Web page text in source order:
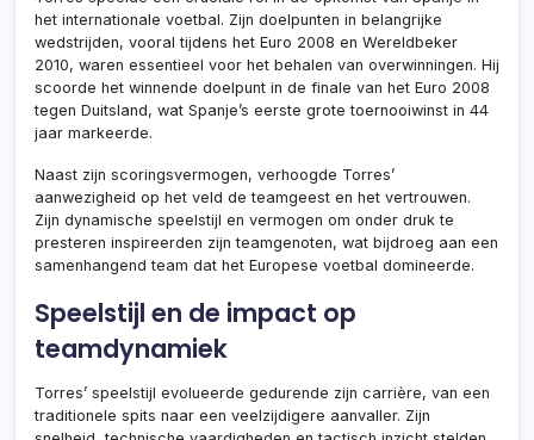
het internationale voetbal. Zijn doelpunten in belangrijke
wedstrijden, vooral tijdens het Euro 2008 en Wereldbeker
2010, waren essentieel voor het behalen van overwinningen. Hij
scoorde het winnende doelpunt in de finale van het Euro 2008
tegen Duitsland, wat Spanje’s eerste grote toernooiwinst in 44
jaar markeerde.
Naast zijn scoringsvermogen, verhoogde Torres’
aanwezigheid op het veld de teamgeest en het vertrouwen.
Zijn dynamische speelstijl en vermogen om onder druk te
presteren inspireerden zijn teamgenoten, wat bijdroeg aan een
samenhangend team dat het Europese voetbal domineerde.
Speelstijl en de impact op
teamdynamiek
Torres’ speelstijl evolueerde gedurende zijn carrière, van een
traditionele spits naar een veelzijdigere aanvaller. Zijn